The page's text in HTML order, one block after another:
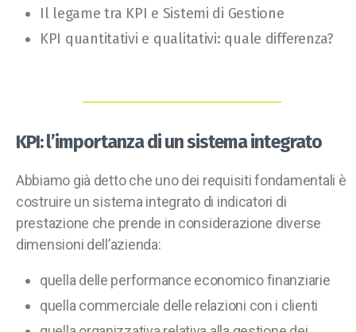
Il legame tra KPI e Sistemi di Gestione
KPI quantitativi e qualitativi: quale differenza?
KPI: l’importanza di un sistema integrato
Abbiamo già detto che uno dei requisiti fondamentali è
costruire un sistema integrato di indicatori di
prestazione che prende in considerazione diverse
dimensioni dell’azienda:
quella delle performance economico finanziarie
quella commerciale delle relazioni con i clienti